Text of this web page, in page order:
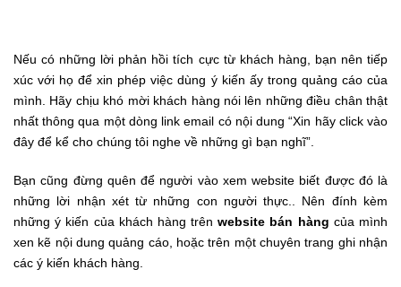
Nếu có những lời phản hồi tích cực từ khách hàng, bạn nên tiếp
xúc với họ để xin phép việc dùng ý kiến ấy trong quảng cáo của
mình. Hãy chịu khó mời khách hàng nói lên những điều chân thật
nhất thông qua một dòng link email có nội dung “Xin hãy click vào
đây để kể cho chúng tôi nghe về những gì bạn nghĩ”.
Bạn cũng đừng quên để người vào xem website biết được đó là
những lời nhận xét từ những con người thực.. Nên đính kèm
những ý kiến của khách hàng trênwebsite bán hàng của mình
xen kẽ nội dung quảng cáo, hoặc trên một chuyên trang ghi nhận
các ý kiến khách hàng.